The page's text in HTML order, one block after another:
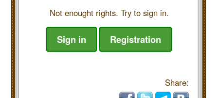
Not enought rights. Try to sign in.
Sign in Registration
Share: